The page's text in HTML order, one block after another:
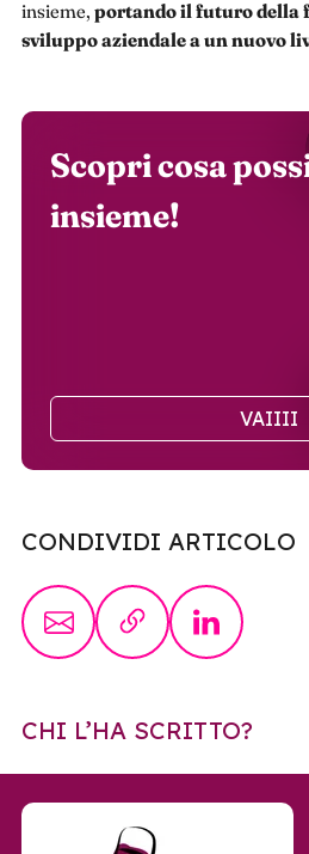
insieme, portando il futuro della
sviluppo aziendale a un nuovo
Scopri cosa
insieme!
VAIIII
CONDIVIDI ARTICOLO
CHI L’HA SCRITTO?